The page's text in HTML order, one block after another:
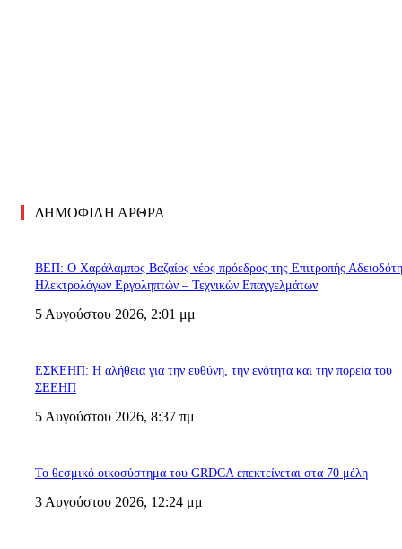
ΔΗΜΟΦΙΛΗ ΑΡΘΡΑ
ΒΕΠ: Ο Χαράλαμπος Βαζαίος νέος πρόεδρος της Επιτροπής
Ηλεκτρολόγων Εργοληπτών – Τεχνικών Επαγγελμάτων
5 Αυγούστου 2026, 2:01 μμ
ΕΣΚΕΗΠ: Η αλήθεια για την ευθύνη, την ενότητα και την πορεία του
ΣΕΕΗΠ
5 Αυγούστου 2026, 8:37 πμ
Το θεσμικό οικοσύστημα του GRDCA επεκτείνεται στα 70 μέλη
3 Αυγούστου 2026, 12:24 μμ